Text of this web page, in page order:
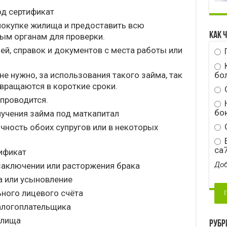
сертификат
жилища и предоставить всю
органам для проверки.
справок и документов с места работы или
нужно, за использования такого займа, так
в короткие сроки.
займа под маткапитал
обоих супругов или в некоторых
или расторжения брака
усыновление
лицевого счёта
Как